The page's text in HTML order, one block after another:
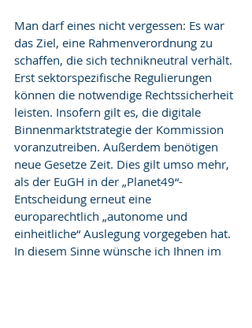
Man darf eines nicht vergessen: Es war
das Ziel, eine Rahmenverordnung zu
schaffen, die sich technikneutral verhält.
Erst sektorspezifische Regulierungen
können die notwendige Rechtssicherheit
leisten. Insofern gilt es, die digitale
Binnenmarktstrategie der Kommission
voranzutreiben. Außerdem benötigen
neue Gesetze Zeit. Dies gilt umso mehr,
als der EuGH in der „Planet49“-
Entscheidung erneut eine
europarechtlich „autonome und
einheitliche“ Auslegung vorgegeben hat.
In diesem Sinne wünsche ich Ihnen im